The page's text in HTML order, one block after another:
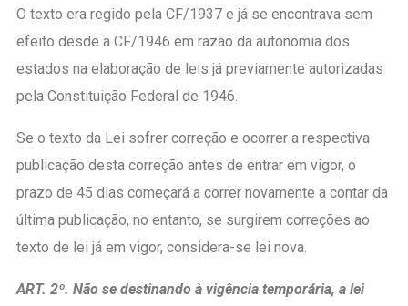
O texto era regido pela CF/1937 e já se encontrava sem
efeito desde a CF/1946 em razão da autonomia dos
estados na elaboração de leis já previamente autorizadas
pela Constituição Federal de 1946.
Se o texto da Lei sofrer correção e ocorrer a respectiva
publicação desta correção antes de entrar em vigor, o
prazo de 45 dias começará a correr novamente a contar da
última publicação, no entanto, se surgirem correções ao
texto de lei já em vigor, considera-se lei nova.
ART. 2º. Não se destinando à vigência temporária, a lei